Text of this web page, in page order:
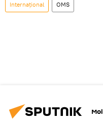
Internaţional OMS